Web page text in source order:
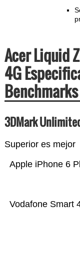
Acer Liquid
4G
Benchmarks
3DMark
Superior es mejor
Vodafone Smart
Apple iPhone 6